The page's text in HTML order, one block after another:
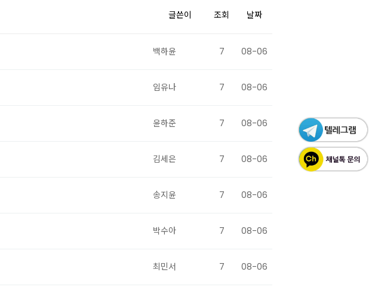
글쓴이 조회 날짜
백하윤 7 08-06
임유나 7 08-06
윤하준 7 08-06
김세은 7 08-06
송지윤 7 08-06
박수아 7 08-06
최민서 7 08-06